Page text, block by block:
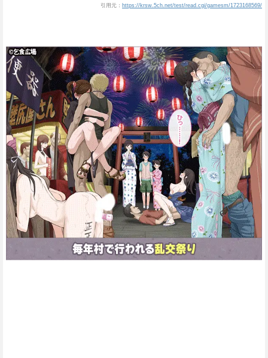
引用元： https://krsw.5ch.net/test/read.cgi/gamesm/1723168569/